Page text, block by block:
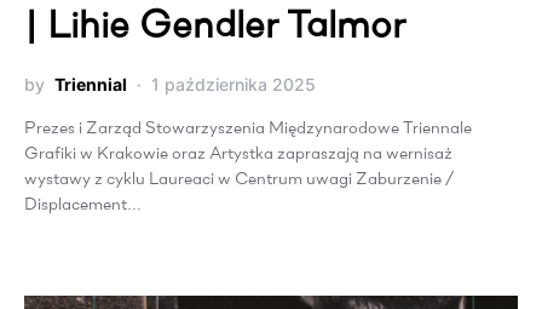
| Lihie Gendler Talmor
by Triennial 1 października 2025
Prezes i Zarząd Stowarzyszenia Międzynarodowe Triennale
Grafiki w Krakowie oraz Artystka zapraszają na wernisaż
wystawy z cyklu Laureaci w Centrum uwagi Zaburzenie /
Displacement…